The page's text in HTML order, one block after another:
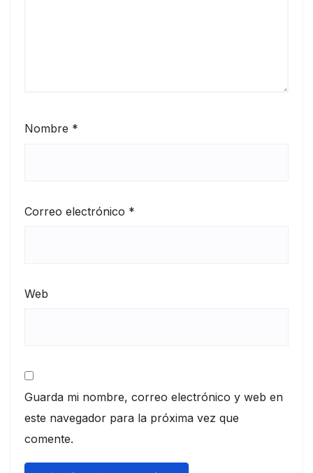
Nombre *
Correo electrónico *
Web
Guarda mi nombre, correo electrónico y web en
este navegador para la próxima vez que
comente.